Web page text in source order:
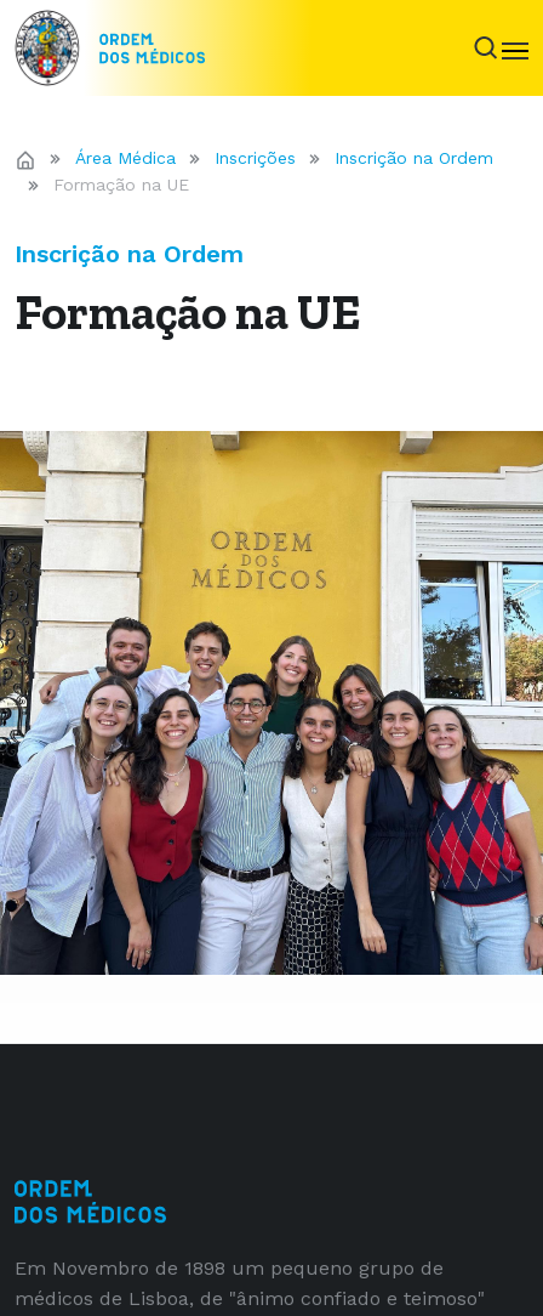
Área Médica Inscrições
Inscrição na Ordem
Formação na UE
Inscrição na Ordem
Formação na UE
Em Novembro de 1898 um pequeno grupo de
médicos de Lisboa, de "ânimo confiado e teimoso"